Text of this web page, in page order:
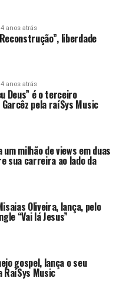
4 anos atrás
liberdade
4 anos atrás
Deus” é o terceiro
pela raíSys Music
milhão de views em duas
sua carreira ao lado da
Oliveira, lança, pelo
“Vai lá Jesus”
gospel, lança o seu
RaíSys Music